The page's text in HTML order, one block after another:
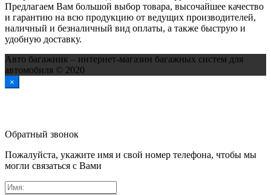
Предлагаем Вам большой выбор товара, высочайшее качество
и гарантию на всю продукцию от ведущих производителей,
наличный и безналичный вид оплаты, а также быструю и
удобную доставку.
Авто багажник – интернет-магазин багажных систем для
автомобиля © 2020
×
Обратный звонок
Пожалуйста, укажите имя и свой номер телефона, чтобы мы
могли связаться с Вами